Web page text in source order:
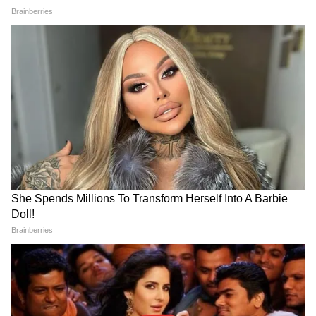
সমকামী বিয়ে নিয়ে কেন্দ্রের কাছে ফের জবাব
চাইল সুপ্রিম কোর্ট, ভারতে সমকামী বিয়ের পথ
কঠিন কেন?
২০২৩ সালে মেঘালয়ে আসন্ন বিধানসভা নির্বাচনের
জন্য নিজেদের প্রথম প্রার্থী তালিকা প্রকাশ করল
তৃণমূল কংগ্রেস। শুক্রবার টুইট করে এই খবর
জানিয়েছে দল। টুইটে এই প্রার্থী তালিকা প্রকাশ
করা হয়েছে। সেই সঙ্গে জানানো হয়েছে দীর্ঘ
প্রতীক্ষার পর এই তালিকা তৈরি করে জনসমক্ষে
আনতে পেরে বেশ সন্তুষ্ট তৃণমূল কংগ্রেস।
LATEST VIDEOS
Subhranshu Roy: হালিশহরের ঘটনার
পরই মমতা-অভিষেককে নিশানা, কী বললেন
শুভ্রাংশু?
Suvendu Adhikari: ধামাচাপার রাজনীতি
নয়, হালিশহর কাণ্ডের দায় নিয়ে বড় কথা
বললেন মুখ্যমন্ত্রী শুভেন্দু